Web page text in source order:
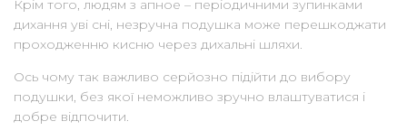
Крім того, людям з апное – періодичними зупинками
дихання уві сні, незручна подушка може перешкоджати
проходженню кисню через дихальні шляхи.
Ось чому так важливо серйозно підійти до вибору
подушки, без якої неможливо зручно влаштуватися і
добре відпочити.